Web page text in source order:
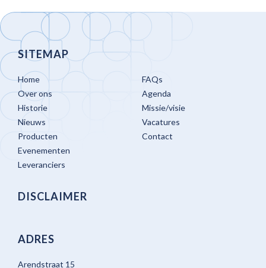
SITEMAP
Home
Over ons
Historie
Nieuws
Producten
Evenementen
Leveranciers
FAQs
Agenda
Missie/visie
Vacatures
Contact
DISCLAIMER
ADRES
Arendstraat 15